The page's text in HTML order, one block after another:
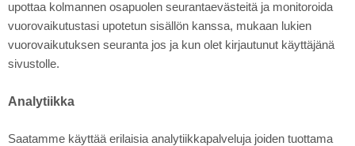
upottaa kolmannen osapuolen seurantaevästeitä ja monitoroida
vuorovaikutustasi upotetun sisällön kanssa, mukaan lukien
vuorovaikutuksen seuranta jos ja kun olet kirjautunut käyttäjänä
sivustolle.
Analytiikka
Saatamme käyttää erilaisia analytiikkapalveluja joiden tuottama